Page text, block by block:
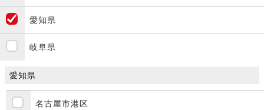
愛知県
岐阜県
愛知県
名古屋市港区